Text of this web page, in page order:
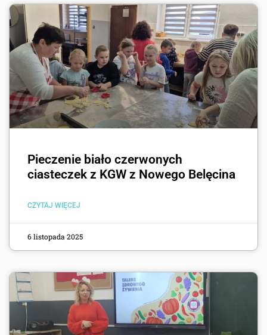
Pieczenie biało czerwonych
ciasteczek z KGW z Nowego Belęcina
CZYTAJ WIĘCEJ
6 listopada 2025